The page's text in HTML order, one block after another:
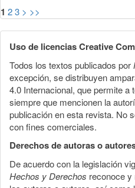
1 23 > >>
Uso de licencias Creative
Todos los textos publicados por
excepción, se distribuyen
4.0 Internacional, que permite a
siempre que mencionen la
publicación en esta revista. No
con fines comerciales.
Derechos de autoras o
De acuerdo con la legislación
Hechos y Derechos reconoce y